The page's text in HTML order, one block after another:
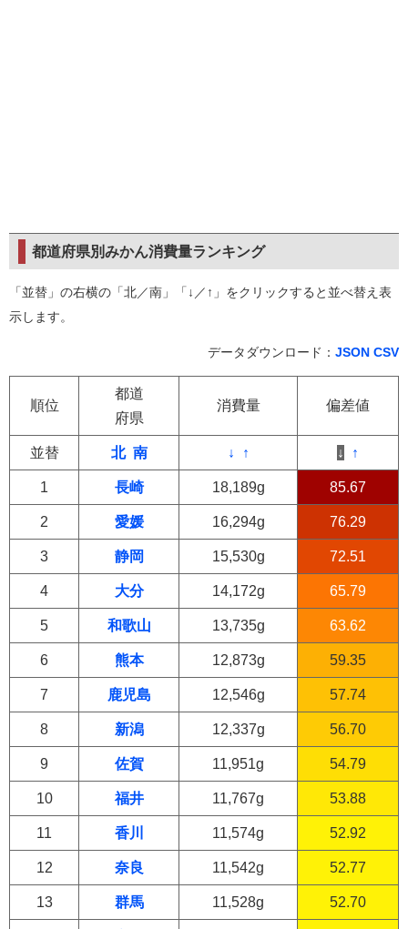
都道府県別みかん消費量ランキング
「並替」の右横の「北／南」「↓／↑」をクリックすると並べ替え表
示します。
データダウンロード： JSON CSV
順位
都道
府県
消費量 偏差値
並替 北 南 ↓ ↑ ↓ ↑
1 長崎 18,189g 85.67
2 愛媛 16,294g 76.29
3 静岡 15,530g 72.51
4 大分 14,172g 65.79
5 和歌山 13,735g 63.62
6 熊本 12,873g 59.35
7 鹿児島 12,546g 57.74
8 新潟 12,337g 56.70
9 佐賀 11,951g 54.79
10 福井 11,767g 53.88
11 香川 11,574g 52.92
12 奈良 11,542g 52.77
13 群馬 11,528g 52.70